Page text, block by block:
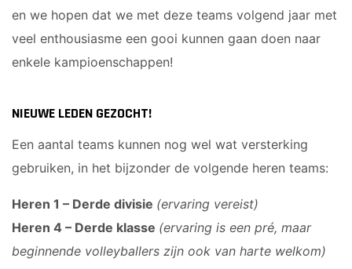
JEUGD
Meisjes A1
Meisjes B1
Meisjes B3
Meisjes B4
VOLLEYSTARS
en we hopen dat we met deze teams volgend jaar met
veel enthousiasme een gooi kunnen gaan doen naar
enkele kampioenschappen!
NIEUWE LEDEN GEZOCHT!
Een aantal teams kunnen nog wel wat versterking
gebruiken, in het bijzonder de volgende heren teams:
Heren 1 – Derde divisie (ervaring vereist)
Heren 4 – Derde klasse (ervaring is een pré, maar
beginnende volleyballers zijn ook van harte welkom)